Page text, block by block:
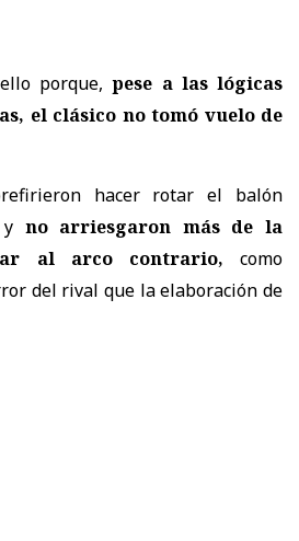
porque,pese a las lógicas
el clásico no tomó vuelo de
hacer rotar el balón
no arriesgaron más de la
al arco contrario, como
del rival que la elaboración de